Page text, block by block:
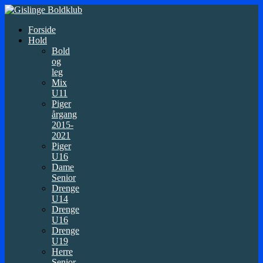
Forside
Hold
Bold
og
leg
Mix
U11
Piger
årgang
2015-
2021
Piger
U16
Dame
Senior
Drenge
U14
Drenge
U16
Drenge
U19
Herre